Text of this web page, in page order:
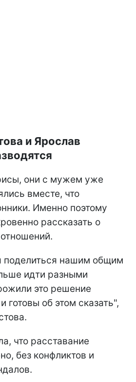
и Ярослав
они с мужем уже
вместе, что
Именно поэтому
рассказать о
нашим общим
идти разными
это решение
готовы об этом сказать",
что расставание
без конфликтов и